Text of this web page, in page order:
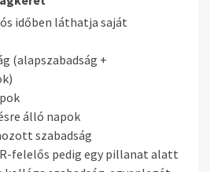
időben láthatja saját
(alapszabadság +
álló napok
szabadság
felelős pedig egy pillanat alatt